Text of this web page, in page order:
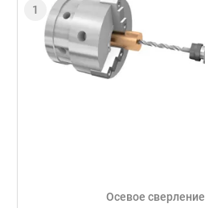
Осевое сверление